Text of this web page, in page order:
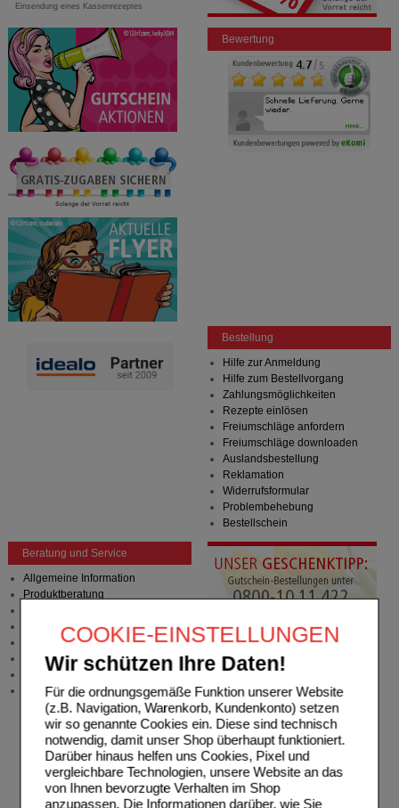
COOKIE-EINSTELLUNGEN
Wir schützen Ihre Daten!
Für die ordnungsgemäße Funktion unserer Website
(z.B. Navigation, Warenkorb, Kundenkonto) setzen
wir so genannte Cookies ein. Diese sind technisch
notwendig, damit unser Shop überhaupt funktioniert.
Darüber hinaus helfen uns Cookies, Pixel und
vergleichbare Technologien, unsere Website an das
von Ihnen bevorzugte Verhalten im Shop
anzupassen. Die Informationen darüber, wie Sie
Einsendung eines Kassenrezeptes
Bewertung
Bestellung
Hilfe zur Anmeldung
Hilfe zum Bestellvorgang
Zahlungsmöglichkeiten
Rezepte einlösen
Freiumschläge anfordern
Freiumschläge downloaden
Auslandsbestellung
Reklamation
Widerrufsformular
Problembehebung
Bestellschein
Beratung und Service
Allgemeine Information
Produktberatung
Zuzahlungsfreie Arzneien
Angebote & Downloads
Newsletter
Neukundenprämie
Stellenangebote